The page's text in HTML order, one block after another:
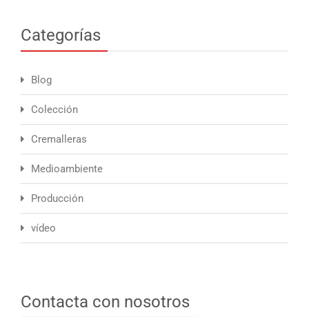
Categorías
Blog
Colección
Cremalleras
Medioambiente
Producción
vídeo
Contacta con nosotros